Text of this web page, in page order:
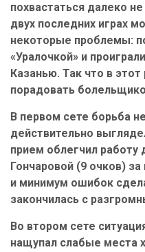
похвастаться далеко
двух последних играх
некоторые проблемы:
«Уралочкой» и
Казанью. Так что в
порадовать
В первом сете борьба
действительно
прием облегчил работу
Гончаровой (9 очков)
и минимум ошибок
закончилась с
Во втором сете
нащупал слабые места